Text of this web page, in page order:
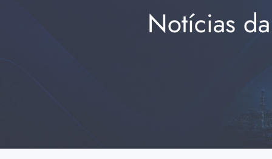
Notícias